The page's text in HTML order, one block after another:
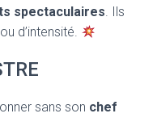
spectaculaires. Ils
d’intensité.
sans son chef